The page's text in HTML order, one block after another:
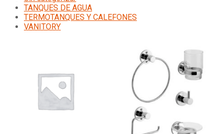
TANQUES DE AGUA
TERMOTANQUES Y CALEFONES
VANITORY